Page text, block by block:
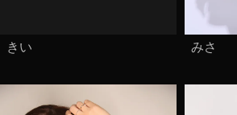
きい みさ